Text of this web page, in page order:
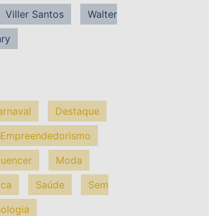
Viller Santos
Walter
Destaque
Empreendedorismo
Moda
Saúde
Sem